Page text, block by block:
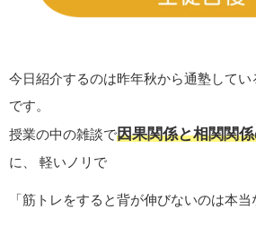
今日紹介するのは昨年秋から通塾してい
です。
授業の中の雑談で因果関係と相関関
に、 軽いノリで
「筋トレをすると背が伸びないのは本当